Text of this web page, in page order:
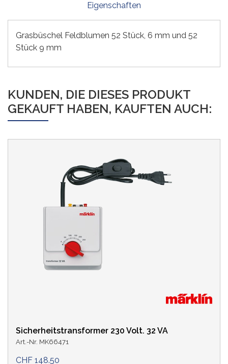
Eigenschaften
Grasbüschel Feldblumen 52 Stück, 6 mm und 52
Stück 9 mm
KUNDEN, DIE DIESES PRODUKT
GEKAUFT HABEN, KAUFTEN AUCH:
Sicherheitstransformer 230 Volt. 32 VA
Art.-Nr. MK66471
CHF 148.50